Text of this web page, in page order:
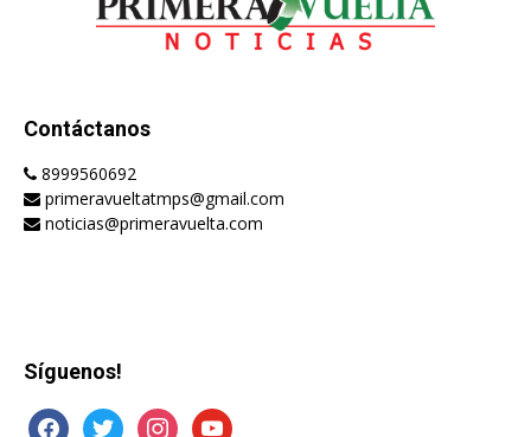
Contáctanos
8999560692
primeravueltatmps@gmail.com
noticias@primeravuelta.com
Síguenos!
facebooktwitter instagramyoutube